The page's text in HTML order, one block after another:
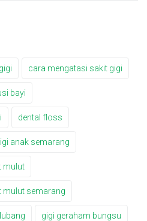
cara mengatasi sakit gigi
bayi
dental floss
anak semarang
mulut
mulut semarang
gigi geraham bungsu